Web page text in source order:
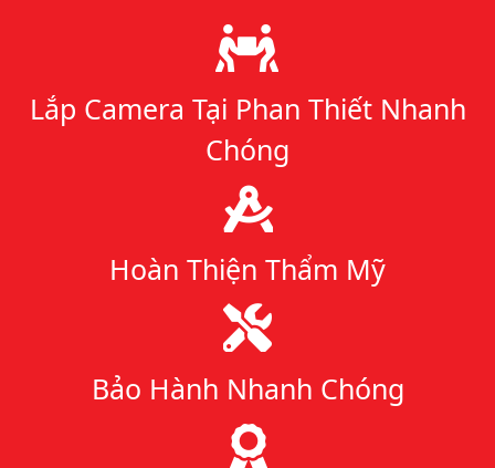
Lý do chọn chúng tôi
Lắp Camera Tại Phan Thiết Nhanh
Chóng
Hoàn Thiện Thẩm Mỹ
Bảo Hành Nhanh Chóng